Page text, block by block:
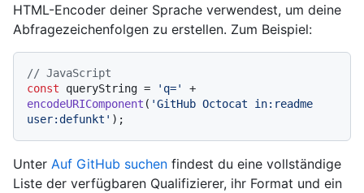
HTML-Encoder deiner Sprache verwendest, um deine
Abfragezeichenfolgen zu erstellen. Zum Beispiel:
// JavaScript
const queryString = 'q='
encodeURIComponent ( 'GitHub Octocat in:readme
user:defunkt'
Unter Auf GitHub suchen findest du eine vollständige
Liste der verfügbaren Qualifizierer, ihr Format und ein